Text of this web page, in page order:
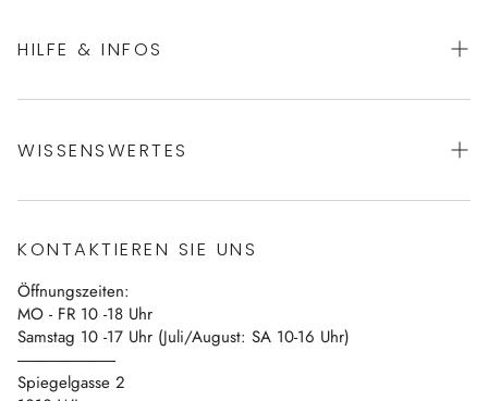
HILFE & INFOS
Datenschutz
Impressum
Vertrag widerrufen
WISSENSWERTES
Blog
Kontakt
KONTAKTIEREN SIE UNS
Öffnungszeiten:
MO - FR 10 -18 Uhr
Samstag 10 -17 Uhr (Juli/August: SA 10-16 Uhr)
------------------------------
Spiegelgasse 2